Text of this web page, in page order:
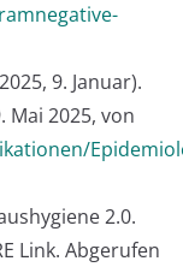
9. Januar).
Mai 2025, von
2.0.
Link. Abgerufen